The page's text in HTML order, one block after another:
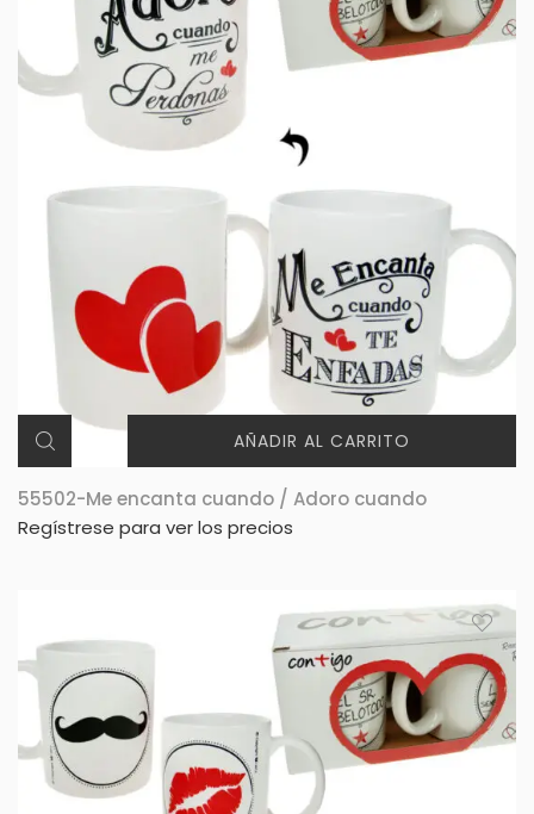
AÑADIR AL CARRITO
55502-Me encanta cuando / Adoro cuando
Regístrese para ver los precios